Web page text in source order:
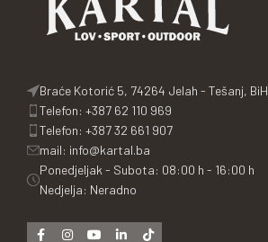
Braće Kotorić 5, 74264 Jelah - Tešanj, BiH
Telefon: +387 62 110 969
Telefon: +387 32 661 907
mail: info@kartal.ba
Ponedjeljak - Subota: 08:00 h - 16:00 h
Nedjelja: Neradno